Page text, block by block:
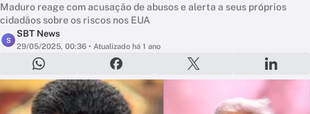
Maduro reage com acusação de abusos e alerta a seus próprios
cidadãos sobre os riscos nos EUA
S
SBT News
29/05/2025, 00:36 • Atualizado há 1 ano